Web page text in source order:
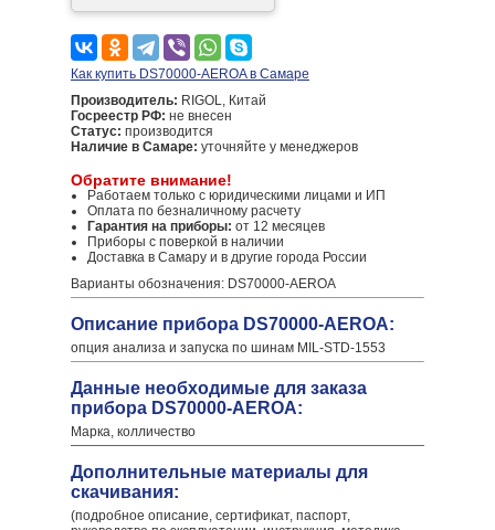
Как купить DS70000-AEROA в Самаре
Производитель: RIGOL, Китай
Госреестр РФ: не внесен
Статус: производится
Наличие в Самаре: уточняйте у менеджеров
Обратите внимание!
Работаем только с юридическими лицами и ИП
Оплата по безналичному расчету
Гарантия на приборы: от 12 месяцев
Приборы с поверкой в наличии
Доставка в Самару и в другие города России
Варианты обозначения: DS70000-AEROA
Описание прибора DS70000-AEROA:
опция анализа и запуска по шинам MIL-STD-1553
Данные необходимые для заказа
прибора DS70000-AEROA:
Марка, колличество
Дополнительные материалы для
скачивания:
(подробное описание, сертификат, паспорт,